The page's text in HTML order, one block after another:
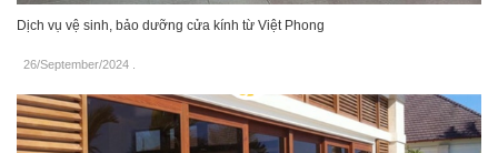
Dịch vụ vệ sinh, bảo dưỡng cửa kính từ Việt Phong
26/September/2024 .